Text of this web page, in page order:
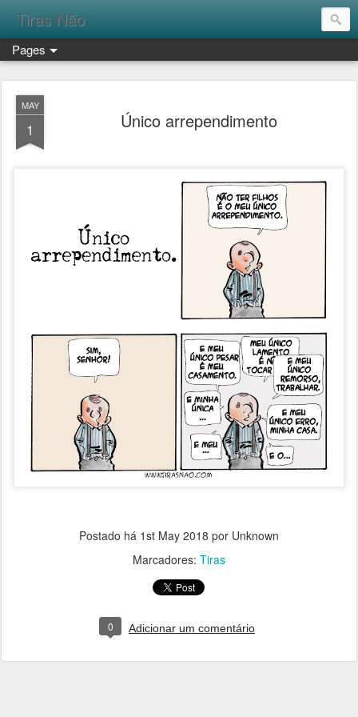
Tiras Não
Pages
MAY
1 Único arrependimento
Postado há 1st May 2018 por Unknown
Marcadores: Tiras
0 Adicionar um comentário